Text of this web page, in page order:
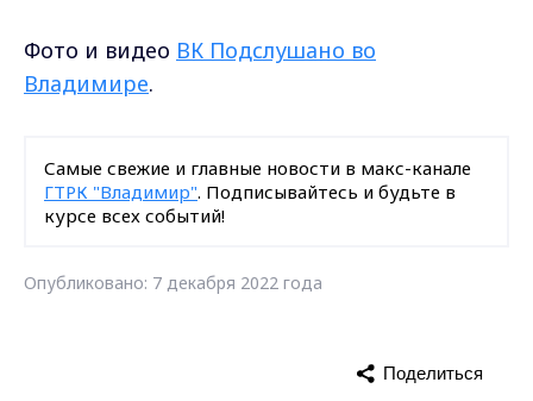
Фото и видео ВК Подслушано во
Владимире.
Самые свежие и главные новости в макс-канале
ГТРК "Владимир". Подписывайтесь и будьте в
курсе всех событий!
Опубликовано: 7 декабря 2022 года
Поделиться